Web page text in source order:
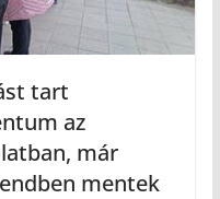
tart
az
már
mentek